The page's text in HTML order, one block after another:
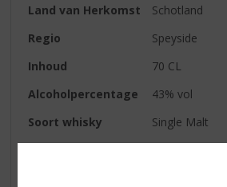
Land van Herkomst
Schotland
Regio
Speyside
Inhoud
70 CL
Alcoholpercentage
43% vol
Soort whisky
Single Malt